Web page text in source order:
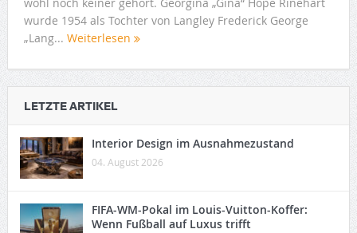
wohl noch keiner gehört. Georgina „Gina“ Hope Rinehart
wurde 1954 als Tochter von Langley Frederick George
„Lang... Weiterlesen
LETZTE ARTIKEL
Interior Design im Ausnahmezustand
04. August 2026
FIFA-WM-Pokal im Louis-Vuitton-Koffer:
Wenn Fußball auf Luxus trifft